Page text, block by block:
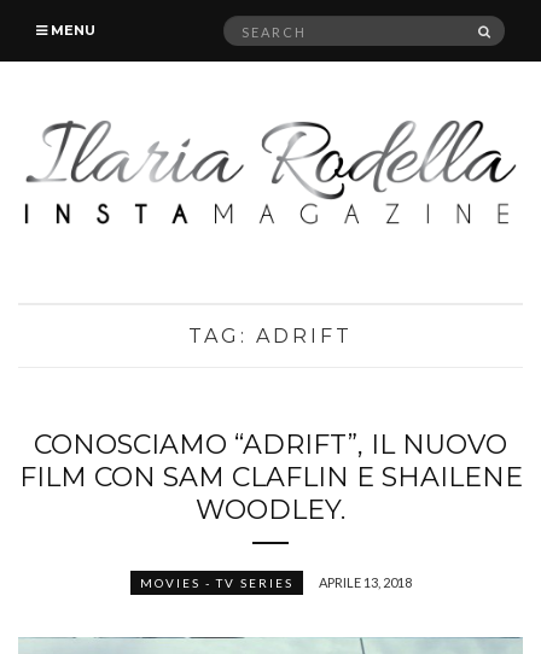
MENU
Search
TAG: ADRIFT
CONOSCIAMO “ADRIFT”, IL NUOVO
FILM CON SAM CLAFLIN E SHAILENE
WOODLEY.
MOVIES - TV SERIES APRILE 13, 2018